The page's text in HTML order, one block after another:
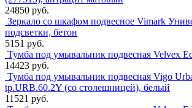
24850 руб.
Зеркало со шкафом подвесное Vimark
подсветки, бетон
5151 руб.
Тумба под умывальник подвесная Velvex
14423 руб.
Тумба под умывальник подвесная Vigo
tp.URB.60.2Y (со столешницей), белый
11521 руб.